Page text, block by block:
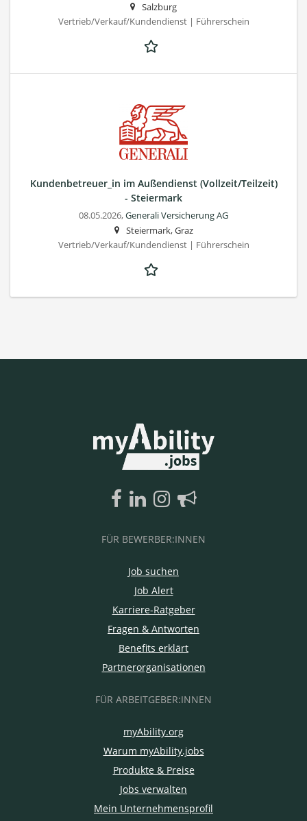
Salzburg
Vertrieb/Verkauf/Kundendienst | Führerschein
Kundenbetreuer_in im Außendienst (Vollzeit/Teilzeit)
- Steiermark
08.05.2026,Generali Versicherung AG
Steiermark, Graz
Vertrieb/Verkauf/Kundendienst | Führerschein
FÜR BEWERBER:INNEN
Job suchen
Job Alert
Karriere-Ratgeber
Fragen & Antworten
Benefits erklärt
Partnerorganisationen
FÜR ARBEITGEBER:INNEN
myAbility.org
Warum myAbility.jobs
Produkte & Preise
Jobs verwalten
Mein Unternehmensprofil